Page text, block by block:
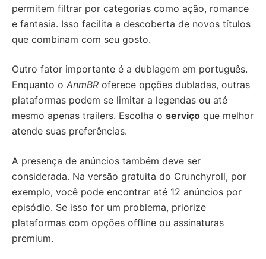
permitem filtrar por categorias como ação, romance
e fantasia. Isso facilita a descoberta de novos títulos
que combinam com seu gosto.
Outro fator importante é a dublagem em português.
Enquanto o AnmBR oferece opções dubladas, outras
plataformas podem se limitar a legendas ou até
mesmo apenas trailers. Escolha o serviço que melhor
atende suas preferências.
A presença de anúncios também deve ser
considerada. Na versão gratuita do Crunchyroll, por
exemplo, você pode encontrar até 12 anúncios por
episódio. Se isso for um problema, priorize
plataformas com opções offline ou assinaturas
premium.